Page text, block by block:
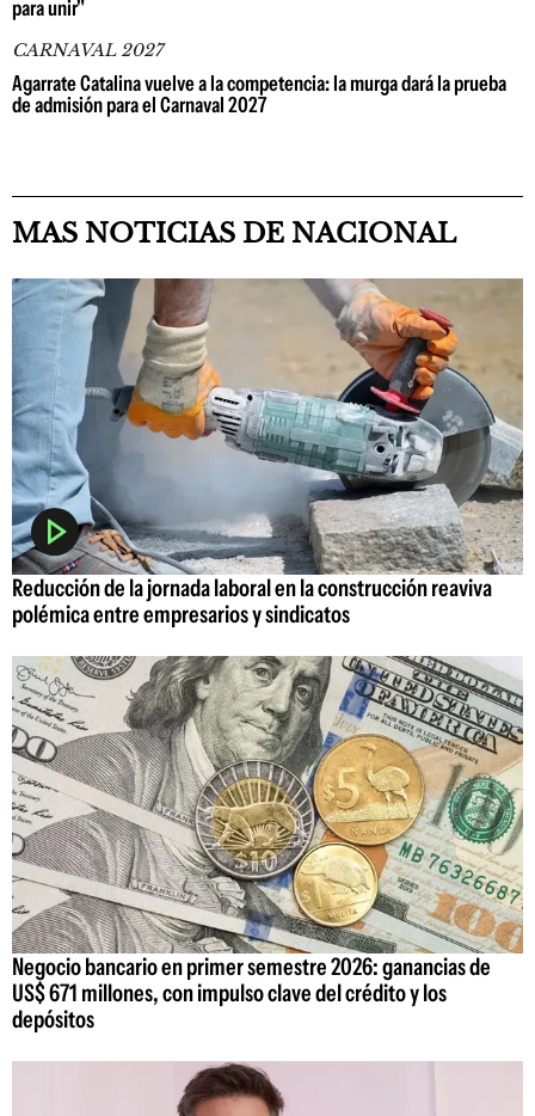
para unir"
CARNAVAL 2027
Agarrate Catalina vuelve a la competencia: la murga dará la prueba
de admisión para el Carnaval 2027
MAS NOTICIAS DE NACIONAL
Reducción de la jornada laboral en la construcción reaviva
polémica entre empresarios y sindicatos
Negocio bancario en primer semestre 2026: ganancias de
US$ 671 millones, con impulso clave del crédito y los
depósitos